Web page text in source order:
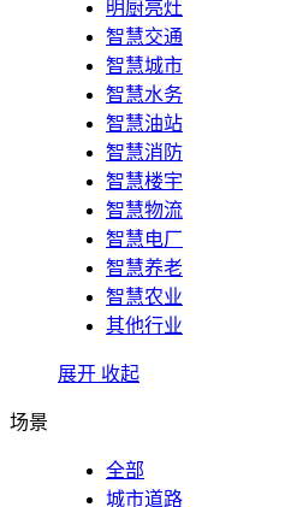
明厨亮灶
智慧交通
智慧城市
智慧水务
智慧油站
智慧消防
智慧楼宇
智慧物流
智慧电厂
智慧养老
智慧农业
其他行业
展开 收起
场景
全部
城市道路